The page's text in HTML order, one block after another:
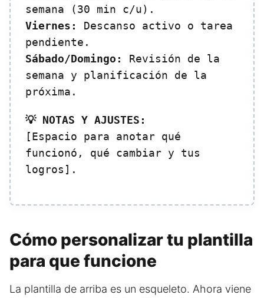
semana (30 min c/u).
Viernes:
Descanso activo o tarea
pendiente.
Sábado/Domingo:
Revisión de la
semana y planificación de la
próxima.
💡 NOTAS Y AJUSTES:
[Espacio para anotar qué
funcionó, qué cambiar y tus
logros].
Cómo personalizar tu plantilla
para que funcione
La plantilla de arriba es un esqueleto. Ahora viene